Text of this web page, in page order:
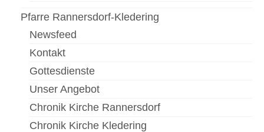
Pfarre Rannersdorf-Kledering
Newsfeed
Kontakt
Gottesdienste
Unser Angebot
Chronik Kirche Rannersdorf
Chronik Kirche Kledering